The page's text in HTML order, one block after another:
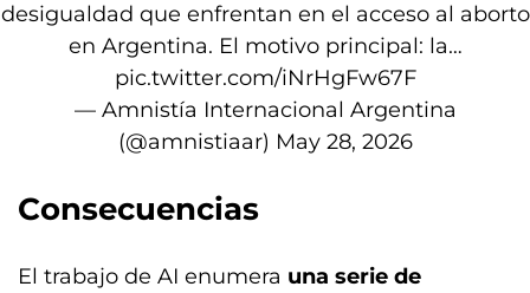
desigualdad que enfrentan en el acceso al aborto
en Argentina. El motivo principal: la…
pic.twitter.com/iNrHgFw67F
— Amnistía Internacional Argentina
(@amnistiaar) May 28, 2026
Consecuencias
El trabajo de AI enumera una serie de